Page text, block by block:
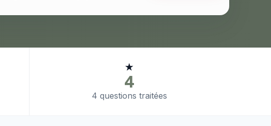
★
4
4 questions traitées